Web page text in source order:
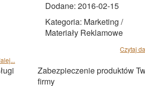
Dodane: 2016-02-15
Kategoria: Marketing /
Materiały Reklamowe
Czytaj
Zabezpieczenie produktów
firmy